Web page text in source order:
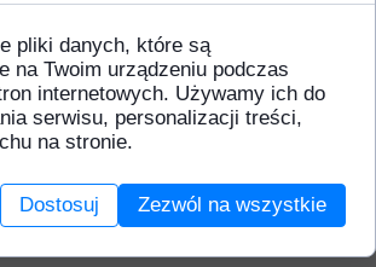
pliki danych, które są
na Twoim urządzeniu podczas
internetowych. Używamy ich do
serwisu, personalizacji treści,
na stronie.
Dostosuj Zezwól na wszystkie